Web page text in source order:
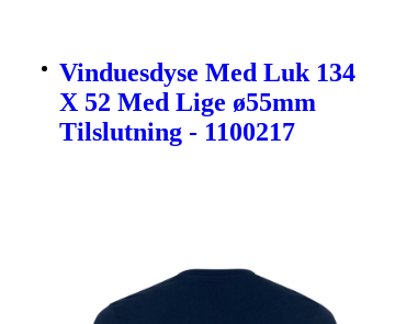
Vinduesdyse Med Luk 134
X 52 Med Lige ø55mm
Tilslutning - 1100217